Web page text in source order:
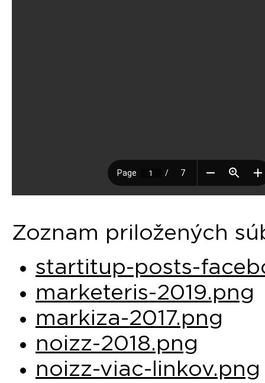
Zoznam priložených
startitup-posts-
marketeris-2019.png
markiza-2017.png
noizz-2018.png
noizz-viac-linkov.png